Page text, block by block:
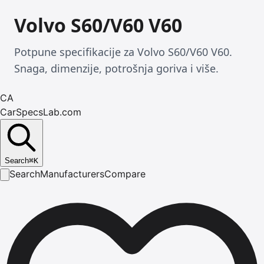
Volvo S60/V60 V60
Potpune specifikacije za Volvo S60/V60 V60.
Snaga, dimenzije, potrošnja goriva i više.
CA
CarSpecsLab.com
Search⌘K
SearchManufacturersCompare